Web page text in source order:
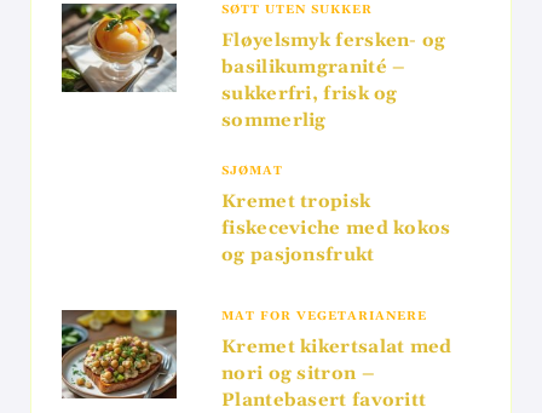
SØTT UTEN SUKKER
Fløyelsmyk fersken- og
basilikumgranité –
sukkerfri, frisk og
sommerlig
SJØMAT
Kremet tropisk
fiskeceviche med kokos
og pasjonsfrukt
MAT FOR VEGETARIANERE
Kremet kikertsalat med
nori og sitron –
Plantebasert favoritt